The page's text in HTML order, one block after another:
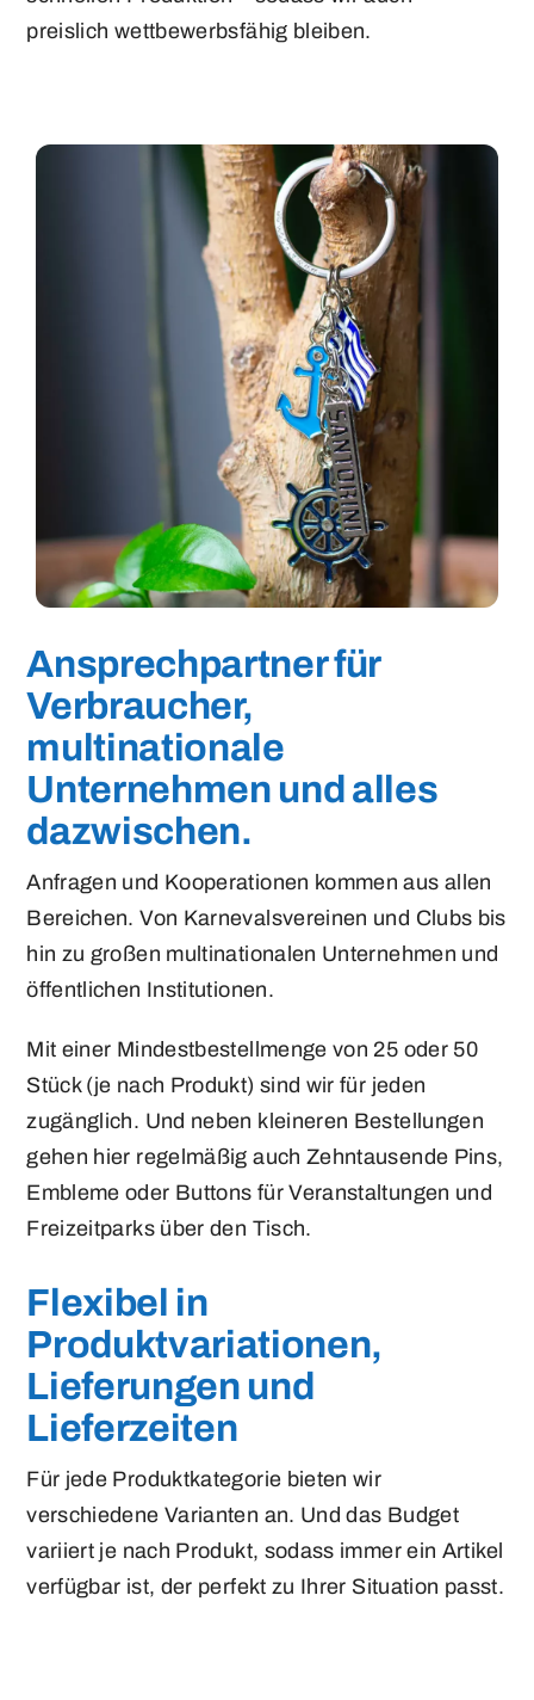
preislich wettbewerbsfähig bleiben.
Ansprechpartner für
Verbraucher,
multinationale
Unternehmen und alles
dazwischen.
Anfragen und Kooperationen kommen aus allen
Bereichen. Von Karnevalsvereinen und Clubs bis
hin zu großen multinationalen Unternehmen und
öffentlichen Institutionen.
Mit einer Mindestbestellmenge von 25 oder 50
Stück (je nach Produkt) sind wir für jeden
zugänglich. Und neben kleineren Bestellungen
gehen hier regelmäßig auch Zehntausende Pins,
Embleme oder Buttons für Veranstaltungen und
Freizeitparks über den Tisch.
Flexibel in
Produktvariationen,
Lieferungen und
Lieferzeiten
Für jede Produktkategorie bieten wir
verschiedene Varianten an. Und das Budget
variiert je nach Produkt, sodass immer ein Artikel
verfügbar ist, der perfekt zu Ihrer Situation passt.